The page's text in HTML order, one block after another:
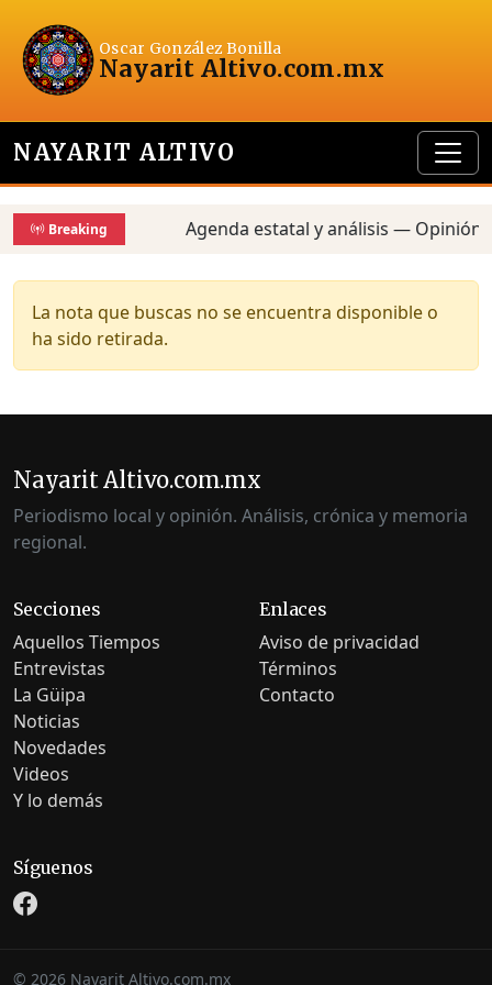
Oscar González Bonilla
Nayarit Altivo.com.mx
NAYARIT ALTIVO
Breaking Agenda estatal y análisis —
La nota que buscas no se encuentra disponible o
ha sido retirada.
Nayarit Altivo.com.mx
Periodismo local y opinión. Análisis, crónica y memoria
regional.
Secciones
Aquellos Tiempos
Entrevistas
La Güipa
Noticias
Novedades
Videos
Y lo demás
Enlaces
Aviso de privacidad
Términos
Contacto
Síguenos
© 2026 Nayarit Altivo.com.mx